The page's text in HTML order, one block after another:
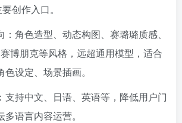
创作入口。
：角色造型、动态构图、赛璐璐质感、
博朋克等风格，远超通用模型，适合
设定、场景插画。
支持中文、日语、英语等，降低用户门
语言内容运营。